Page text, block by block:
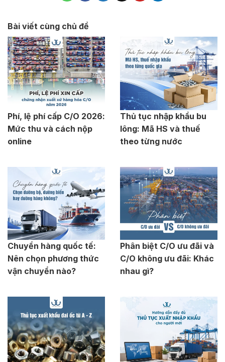
Bài viết cùng chủ đề
Phí, lệ phí cấp C/O 2026:
Mức thu và cách nộp
online
Thủ tục nhập khẩu bu
lông: Mã HS và thuế
theo từng nước
Chuyển hàng quốc tế:
Nên chọn phương thức
vận chuyển nào?
Phân biệt C/O ưu đãi và
C/O không ưu đãi: Khác
nhau gì?